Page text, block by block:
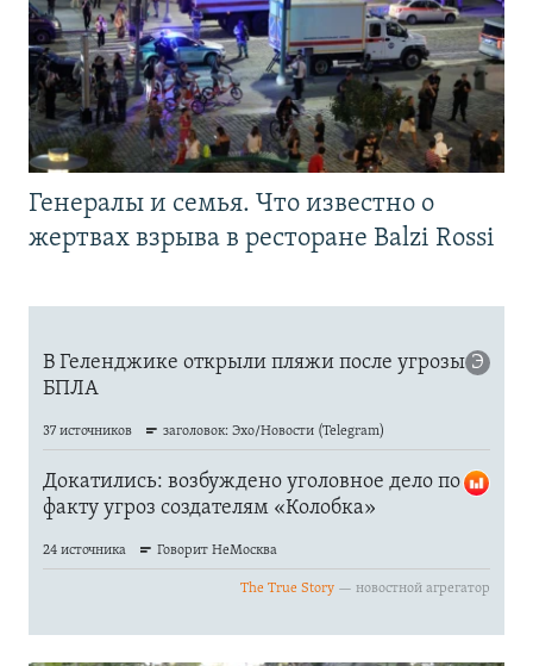
Генералы и семья. Что известно о
жертвах взрыва в ресторане Balzi Rossi